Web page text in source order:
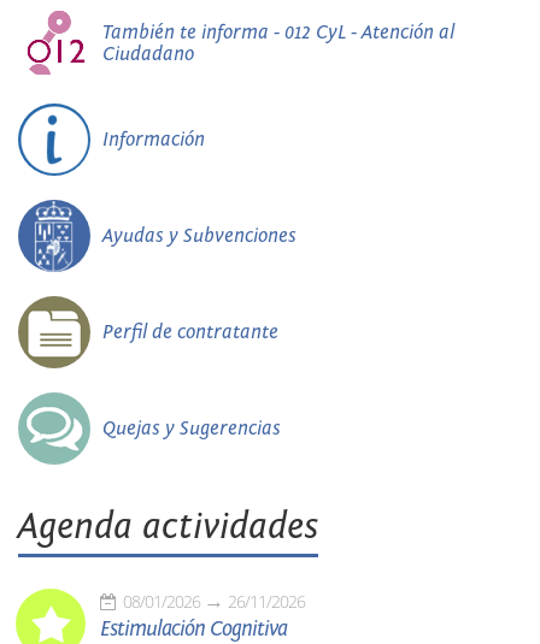
También te informa - 012 CyL - Atención al
Ciudadano
Información
Ayudas y Subvenciones
Perfil de contratante
Quejas y Sugerencias
Agenda actividades
08/01/2026 26/11/2026
Estimulación Cognitiva